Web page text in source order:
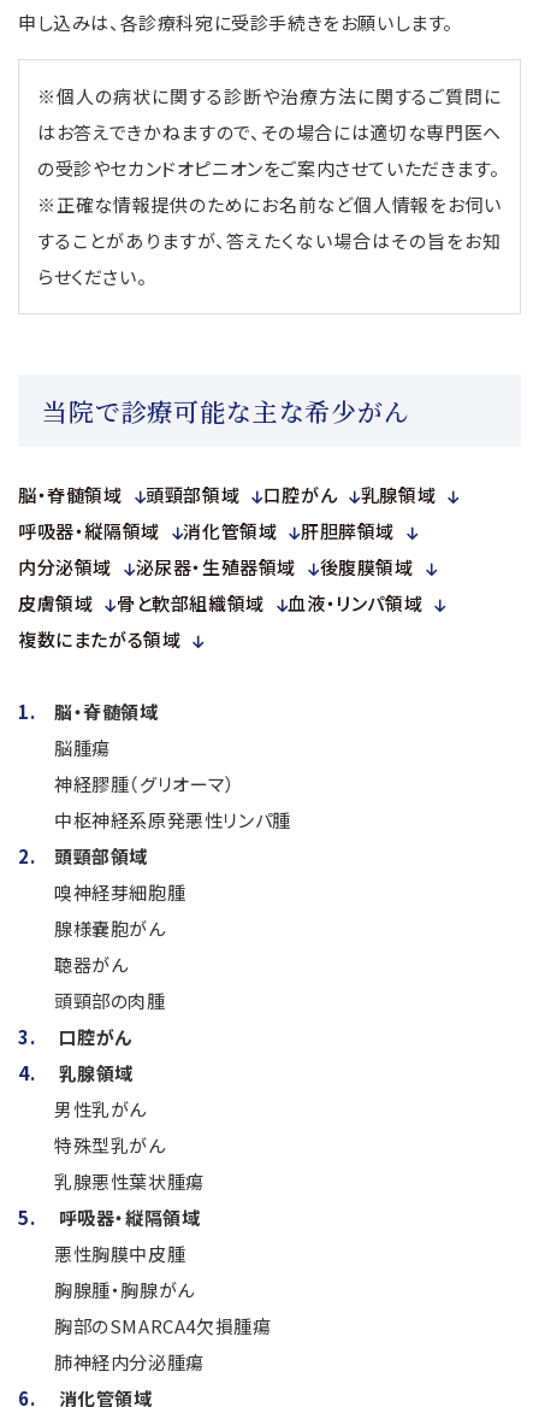
申し込みは、各診療科宛に受診手続きをお願いします。
※個人の病状に関する診断や治療方法に関するご質問に
はお答えできかねますので、その場合には適切な専門医へ
の受診やセカンドオピニオンをご案内させていただきます。
※正確な情報提供のためにお名前など個人情報をお伺い
することがありますが、答えたくない場合はその旨をお知
らせください。
当院で診療可能な主な希少がん
脳・脊髄領域 頭頸部領域 口腔がん
乳腺領域
呼吸器・縦隔領域
消化管領域
肝胆膵領域
内分泌領域
泌尿器・生殖器領域
後腹膜領域
皮膚領域
骨と軟部組織領域
血液・リンパ領域
複数にまたがる領域
脳・脊髄領域
脳腫瘍
神経膠腫（グリオーマ）
中枢神経系原発悪性リンパ腫
頭頸部領域
嗅神経芽細胞腫
腺様嚢胞がん
聴器がん
頭頸部の肉腫
口腔がん
乳腺領域
男性乳がん
特殊型乳がん
乳腺悪性葉状腫瘍
呼吸器・縦隔領域
悪性胸膜中皮腫
胸腺腫・胸腺がん
胸部のSMARCA4欠損腫瘍
肺神経内分泌腫瘍
消化管領域